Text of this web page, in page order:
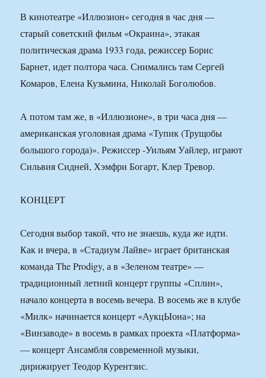
В кинотеатре «Иллюзион» сегодня в час дня —
старый советский фильм «Окраина», этакая
политическая драма 1933 года, режиссер Борис
Барнет, идет полтора часа. Снимались там Сергей
Комаров, Елена Кузьмина, Николай Боголюбов.
А потом там же, в «Иллюзионе», в три часа дня —
американская уголовная драма «Тупик (Трущобы
большого города)». Режиссер -Уильям Уайлер, играют
Сильвия Сидней, Хэмфри Богарт, Клер Тревор.
КОНЦЕРТ
Сегодня выбор такой, что не знаешь, куда же идти.
Как и вчера, в «Стадиум Лайве» играет британская
команда The Prodigy, а в «Зеленом театре» —
традиционный летний концерт группы «Сплин»,
начало концерта в восемь вечера. В восемь же в клубе
«Милк» начинается концерт «АукцЫона»; на
«Винзаводе» в восемь в рамках проекта «Платформа»
— концерт Ансамбля современной музыки,
дирижирует Теодор Курентзис.